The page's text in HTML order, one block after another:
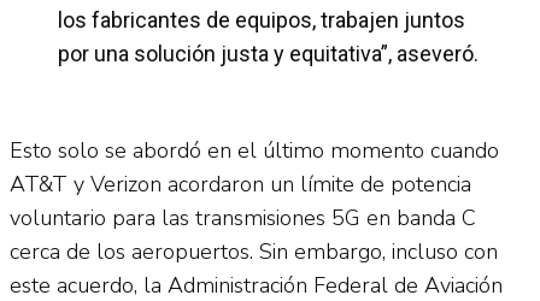
los fabricantes de equipos, trabajen juntos
por una solución justa y equitativa”, aseveró.
Esto solo se abordó en el último momento cuando
AT&T y Verizon acordaron un límite de potencia
voluntario para las transmisiones 5G en banda C
cerca de los aeropuertos. Sin embargo, incluso con
este acuerdo, la Administración Federal de Aviación